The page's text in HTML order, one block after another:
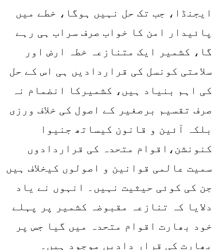
ایجنڈا، جب تک حل نہیں ہوگا، خطے میں
پائیدار امن کا خواب صرف سراب ہی رہے
گا، کشمیر ایک متنازعہ خطہ ارض اور
سلامتی کونسل کی قراردادیں ہی اس کے حل
کی اہم بنیاد ہیں، کشمیرکا انضمام نہ
صرف تقسیم برصغیر کے اصول کی خلاف ورزی
بلکہ آئین و قانون کیساتھ جنیوا
کنونشن،اقوام متحدہ کی قراردادوں
سمیت عالمی قوانین و اصولوں کیخلاف ہیں
جن کی کوئی حیثیت نہیں۔ انہوں نے یاد
دلایا کہ تنازعہ مقبوضہ کشمیر پر پہلے
خود بھارت اقوام متحدہ میں گیا جس پر
بھارت کی قرار دادیں موجود ہیں۔